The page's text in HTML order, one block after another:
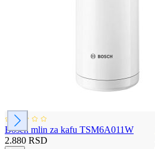
Bosch mlin za kafu TSM6A011W
2.880 RSD